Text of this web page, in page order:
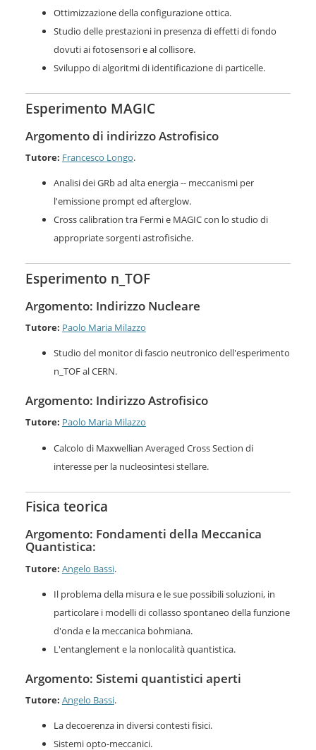
Ottimizzazione della configurazione ottica.
Studio delle prestazioni in presenza di effetti di fondo
dovuti ai fotosensori e al collisore.
Sviluppo di algoritmi di identificazione di particelle.
Esperimento MAGIC
Argomento di indirizzo Astrofisico
Tutore: Francesco Longo.
Analisi dei GRb ad alta energia -- meccanismi per
l'emissione prompt ed afterglow.
Cross calibration tra Fermi e MAGIC con lo studio di
appropriate sorgenti astrofisiche.
Esperimento n_TOF
Argomento: Indirizzo Nucleare
Tutore: Paolo Maria Milazzo
Studio del monitor di fascio neutronico dell'esperimento
n_TOF al CERN.
Argomento: Indirizzo Astrofisico
Tutore: Paolo Maria Milazzo
Calcolo di Maxwellian Averaged Cross Section di
interesse per la nucleosintesi stellare.
Fisica teorica
Argomento: Fondamenti della Meccanica
Quantistica:
Tutore: Angelo Bassi.
Il problema della misura e le sue possibili soluzioni, in
particolare i modelli di collasso spontaneo della funzione
d'onda e la meccanica bohmiana.
L'entanglement e la nonlocalità quantistica.
Argomento: Sistemi quantistici aperti
Tutore: Angelo Bassi.
La decoerenza in diversi contesti fisici.
Sistemi opto-meccanici.